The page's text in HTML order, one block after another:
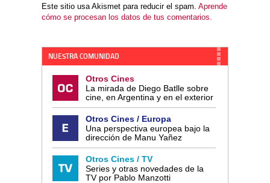
Este sitio usa Akismet para reducir el spam. Aprende
cómo se procesan los datos de tus comentarios.
NUESTRA COMUNIDAD
Otros Cines
La mirada de Diego Batlle sobre
cine, en Argentina y en el exterior
Otros Cines / Europa
Una perspectiva europea bajo la
dirección de Manu Yañez
Otros Cines / TV
Series y otras novedades de la
TV por Pablo Manzotti